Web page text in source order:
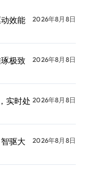
效能
2026年8月8日
极致
2026年8月8日
实时处 2026年8月8日
驱大
2026年8月8日